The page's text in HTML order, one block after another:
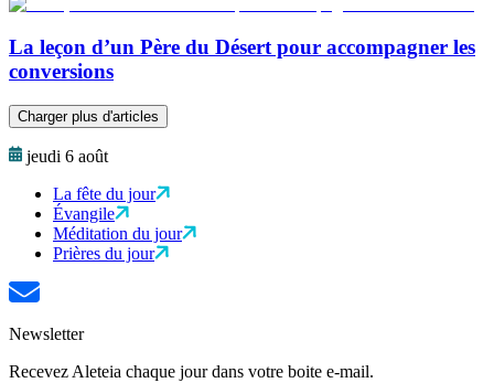
La leçon d’un Père du Désert pour accompagner les
conversions
Charger plus d'articles
jeudi 6 août
La fête du jour
Évangile
Méditation du jour
Prières du jour
Newsletter
Recevez Aleteia chaque jour dans votre boite e-mail.